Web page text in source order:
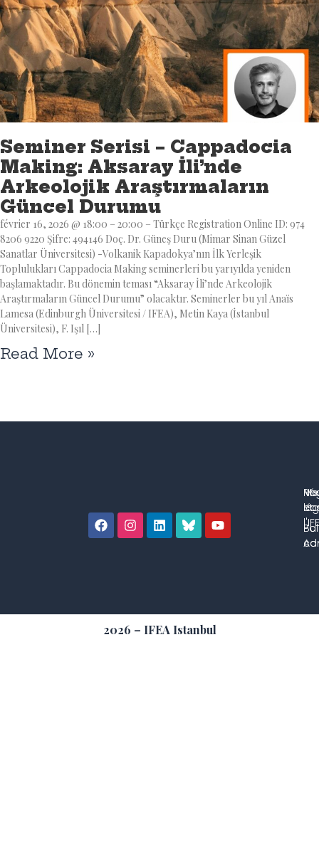
Seminer Serisi – Cappadocia
Making: Aksaray İli’nde
Arkeolojik Araştırmaların
Güncel Durumu
février 16, 2026 @ 18:00 – 20:00 – Türkçe Registration Online ID: 974
8206 9220 Şifre: 494146 Doç. Dr. Güneş Duru (Mimar Sinan Güzel
Sanatlar Üniversitesi) -Volkanik Kapadokya’nın İlk Yerleşik
Toplulukları Cappadocia Making seminerleri bu yarıyılda yeniden
başlamaktadır. Bu dönemin teması “Aksaray İli’nde Arkeolojik
Araştırmaların Güncel Durumu” olacaktır. Seminerler bu yıl Anaïs
Lamesa (Edinburgh Üniversitesi / IFEA), Metin Kaya (İstanbul
Üniversitesi), F. Işıl […]
Read More »
et
2026 – IFEA Istanbul